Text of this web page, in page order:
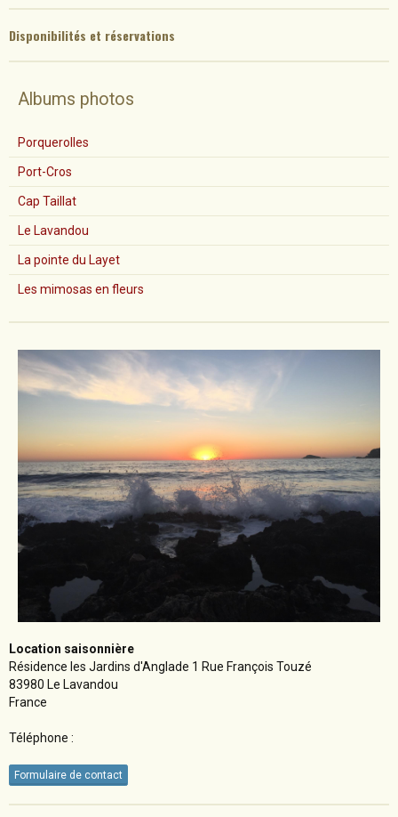
Disponibilités et réservations
Albums photos
Porquerolles
Port-Cros
Cap Taillat
Le Lavandou
La pointe du Layet
Les mimosas en fleurs
Location saisonnière
Résidence les Jardins d'Anglade 1 Rue François Touzé
83980 Le Lavandou
France
Téléphone :
Formulaire de contact